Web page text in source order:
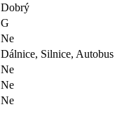
Dobrý
G
Ne
Dálnice, Silnice, Autobus
Ne
Ne
Ne